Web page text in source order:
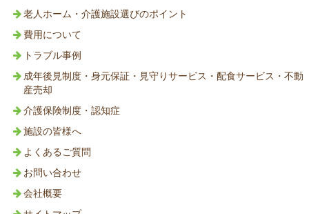
老人ホーム・介護施設選びのポイント
費用について
トラブル事例
成年後見制度・身元保証・見守りサービス・配食サービス・不動
産売却
介護保険制度・認知症
施設の皆様へ
よくあるご質問
お問い合わせ
会社概要